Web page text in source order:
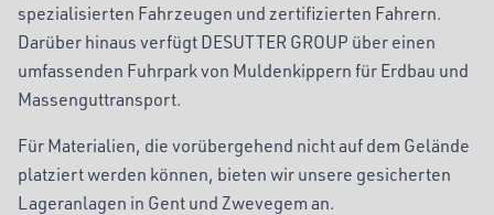
spezialisierten Fahrzeugen und zertifizierten Fahrern.
Darüber hinaus verfügt DESUTTER GROUP über einen
umfassenden Fuhrpark von Muldenkippern für Erdbau und
Massenguttransport.
Für Materialien, die vorübergehend nicht auf dem Gelände
platziert werden können, bieten wir unsere gesicherten
Lageranlagen in Gent und Zwevegem an.